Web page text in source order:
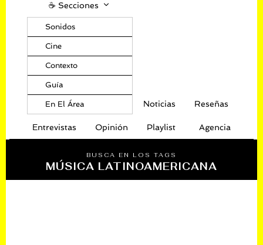
☕️ Secciones
Sonidos
Cine
Contexto
Guía
En El Área Noticias Reseñas
Entrevistas Opinión Playlist Agencia
BUSCA EN LOS TAGS
MÚSICA LATINOAMERICANA